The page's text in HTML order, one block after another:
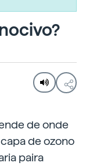
de onde
de ozono
paira